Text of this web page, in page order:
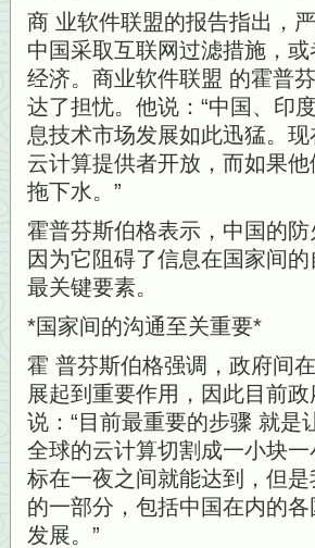
商 业软件联盟的报告指出，
中国采取互联网过滤措施，
经济。商业软件联盟 的霍普
达了担忧。他说：“中国、印
息技术市场发展如此迅猛。
云计算提供者开放，而如果
拖下水。”
霍普芬斯伯格表示，中国的
因为它阻碍了信息在国家间
最关键要素。
*国家间的沟通至关重要*
霍 普芬斯伯格强调，政府间
展起到重要作用，因此目前
说：“目前最重要的步骤 就
全球的云计算切割成一小块
标在一夜之间就能达到，但
的一部分，包括中国在内的
发展。”